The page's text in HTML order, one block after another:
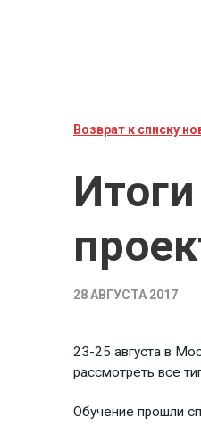
Возврат к списку
28 АВГУСТА 2017
23-25 августа в
рассмотреть все
Обучение прошли